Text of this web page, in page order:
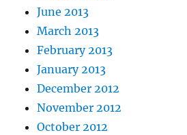
June 2013
March 2013
February 2013
January 2013
December 2012
November 2012
October 2012